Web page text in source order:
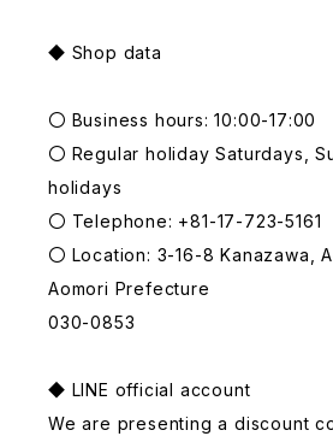
◆ Shop data
〇 Business hours: 10:00-17:00
〇 Regular holiday Saturdays,
holidays
〇 Telephone: +81-17-723-5161
〇 Location: 3-16-8 Kanazawa,
Aomori Prefecture
030-0853
◆ LINE official account
We are presenting a discount